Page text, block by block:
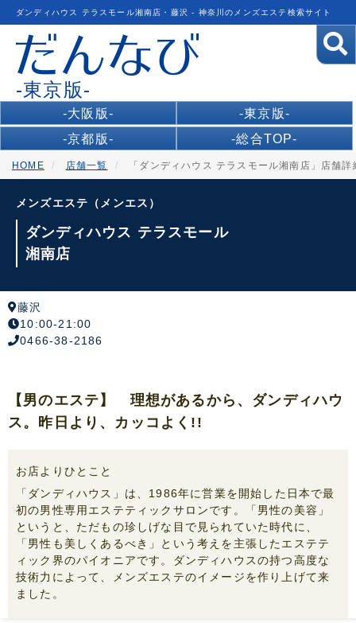
ダンディハウス テラスモール湘南店・藤沢 - 神奈川のメンズエステ検索サイト
-東京版-
-大阪版-
-東京版-
-京都版-
-総合TOP-
HOME 店舗一覧 「ダンディハウス テラスモール湘南店」店舗詳
メンズエステ（メンエス）
ダンディハウス テラスモール
湘南店
藤沢
10:00-21:00
0466-38-2186
【男のエステ】 理想があるから、ダンディハウ
ス。昨日より、カッコよく!!
お店よりひとこと
「ダンディハウス」は、1986年に営業を開始した日本で最
初の男性専用エステティックサロンです。「男性の美容」
というと、ただもの珍しげな目で見られていた時代に、
「男性も美しくあるべき」という考えを主張したエステテ
ィック界のパイオニアです。ダンディハウスの持つ高度な
技術力によって、メンズエステのイメージを作り上げて来
ました。